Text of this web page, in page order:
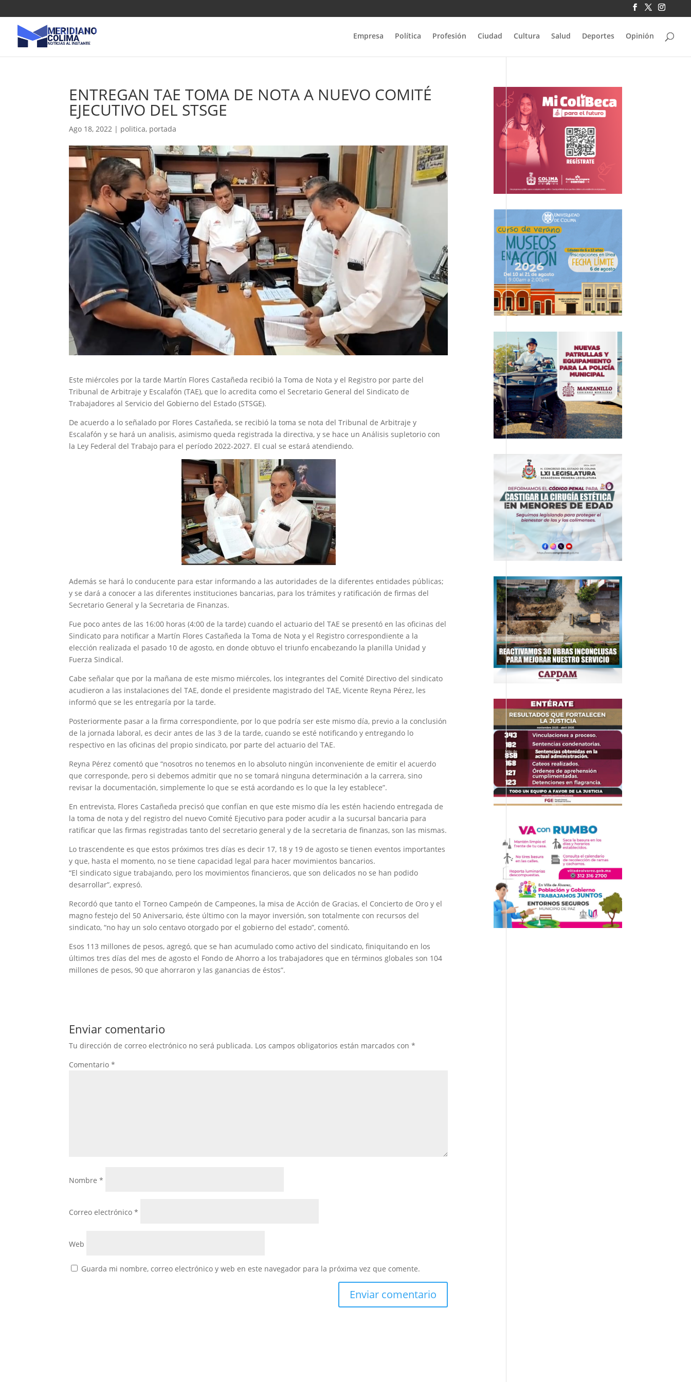
Empresa Política Profesión Ciudad Cultura Salud Deportes Opinión
ENTREGAN TAE TOMA DE NOTA A NUEVO COMITÉ
EJECUTIVO DEL STSGE
Ago 18, 2022 | politica, portada
Este miércoles por la tarde Martín Flores Castañeda recibió la Toma de Nota y el Registro por parte del
Tribunal de Arbitraje y Escalafón (TAE), que lo acredita como el Secretario General del Sindicato de
Trabajadores al Servicio del Gobierno del Estado (STSGE).
De acuerdo a lo señalado por Flores Castañeda, se recibió la toma se nota del Tribunal de Arbitraje y
Escalafón y se hará un analisis, asimismo queda registrada la directiva, y se hace un Análisis supletorio con
la Ley Federal del Trabajo para el período 2022-2027. El cual se estará atendiendo.
Además se hará lo conducente para estar informando a las autoridades de la diferentes entidades públicas;
y se dará a conocer a las diferentes instituciones bancarias, para los trámites y ratificación de firmas del
Secretario General y la Secretaria de Finanzas.
Fue poco antes de las 16:00 horas (4:00 de la tarde) cuando el actuario del TAE se presentó en las oficinas del
Sindicato para notificar a Martín Flores Castañeda la Toma de Nota y el Registro correspondiente a la
elección realizada el pasado 10 de agosto, en donde obtuvo el triunfo encabezando la planilla Unidad y
Fuerza Sindical.
Cabe señalar que por la mañana de este mismo miércoles, los integrantes del Comité Directivo del sindicato
acudieron a las instalaciones del TAE, donde el presidente magistrado del TAE, Vicente Reyna Pérez, les
informó que se les entregaría por la tarde.
Posteriormente pasar a la firma correspondiente, por lo que podría ser este mismo día, previo a la conclusión
de la jornada laboral, es decir antes de las 3 de la tarde, cuando se esté notificando y entregando lo
respectivo en las oficinas del propio sindicato, por parte del actuario del TAE.
Reyna Pérez comentó que “nosotros no tenemos en lo absoluto ningún inconveniente de emitir el acuerdo
que corresponde, pero si debemos admitir que no se tomará ninguna determinación a la carrera, sino
revisar la documentación, simplemente lo que se está acordando es lo que la ley establece”.
En entrevista, Flores Castañeda precisó que confían en que este mismo día les estén haciendo entregada de
la toma de nota y del registro del nuevo Comité Ejecutivo para poder acudir a la sucursal bancaria para
ratificar que las firmas registradas tanto del secretario general y de la secretaria de finanzas, son las mismas.
Lo trascendente es que estos próximos tres días es decir 17, 18 y 19 de agosto se tienen eventos importantes
y que, hasta el momento, no se tiene capacidad legal para hacer movimientos bancarios.
“El sindicato sigue trabajando, pero los movimientos financieros, que son delicados no se han podido
desarrollar”, expresó.
Recordó que tanto el Torneo Campeón de Campeones, la misa de Acción de Gracias, el Concierto de Oro y el
magno festejo del 50 Aniversario, éste último con la mayor inversión, son totalmente con recursos del
sindicato, “no hay un solo centavo otorgado por el gobierno del estado”, comentó.
Esos 113 millones de pesos, agregó, que se han acumulado como activo del sindicato, finiquitando en los
últimos tres días del mes de agosto el Fondo de Ahorro a los trabajadores que en términos globales son 104
millones de pesos, 90 que ahorraron y las ganancias de éstos”.
Enviar comentario
Tu dirección de correo electrónico no será publicada. Los campos obligatorios están marcados con*
Comentario*
Nombre*
Correo electrónico*
Web
Guarda mi nombre, correo electrónico y web en este navegador para la próxima vez que comente.